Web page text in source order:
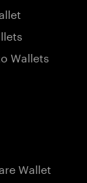
Wallets
Wallet